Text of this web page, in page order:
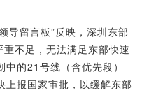
导留言板”反映，深圳东部
不足，无法满足东部快速
的21号线（含优先段）
上报国家审批，以缓解东部